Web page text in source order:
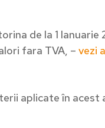
de la 1
fara TVA, – vezi
aplicate în acest